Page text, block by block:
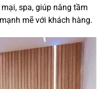
spa, giúp nâng tầm
mẽ với khách hàng.